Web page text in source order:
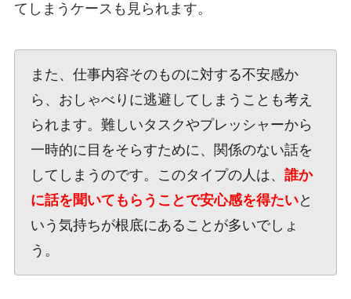
てしまうケースも見られます。
また、仕事内容そのものに対する不安感か
ら、おしゃべりに逃避してしまうことも考え
られます。難しいタスクやプレッシャーから
一時的に目をそらすために、関係のない話を
してしまうのです。このタイプの人は、 誰か
に話を聞いてもらうことで安心感を得たいと
いう気持ちが根底にあることが多いでしょ
う。